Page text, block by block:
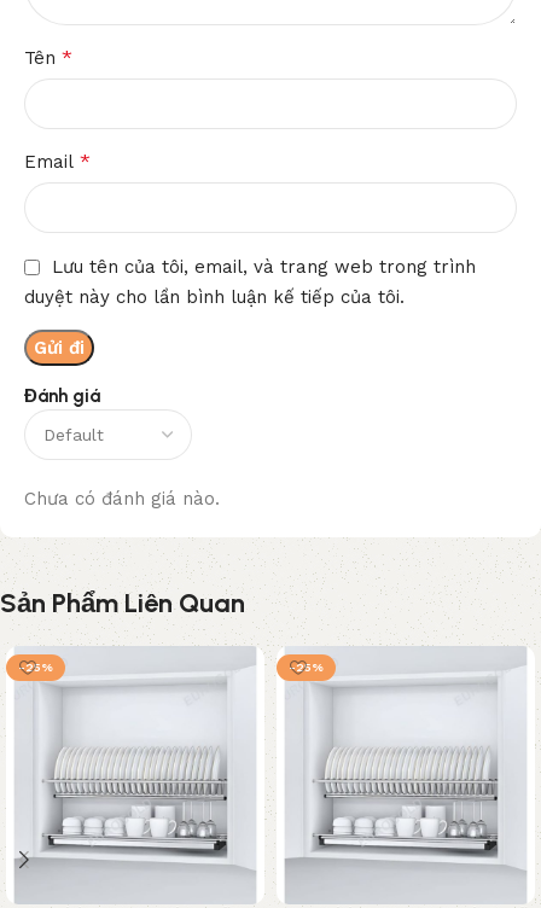
Đánh giá
Chưa có đánh giá nào.
Tên *
Email *
Lưu tên của tôi, email, và trang web trong trình
duyệt này cho lần bình luận kế tiếp của tôi.
Sản Phẩm Liên Quan
-25% -25%